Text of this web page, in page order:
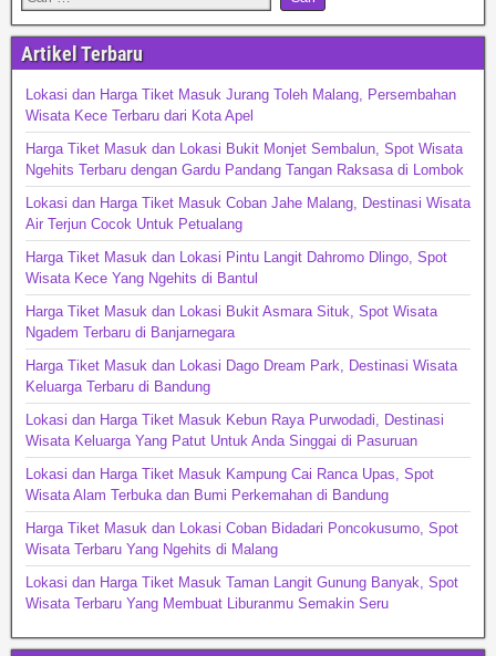
Artikel Terbaru
Lokasi dan Harga Tiket Masuk Jurang Toleh Malang, Persembahan
Wisata Kece Terbaru dari Kota Apel
Harga Tiket Masuk dan Lokasi Bukit Monjet Sembalun, Spot Wisata
Ngehits Terbaru dengan Gardu Pandang Tangan Raksasa di Lombok
Lokasi dan Harga Tiket Masuk Coban Jahe Malang, Destinasi Wisata
Air Terjun Cocok Untuk Petualang
Harga Tiket Masuk dan Lokasi Pintu Langit Dahromo Dlingo, Spot
Wisata Kece Yang Ngehits di Bantul
Harga Tiket Masuk dan Lokasi Bukit Asmara Situk, Spot Wisata
Ngadem Terbaru di Banjarnegara
Harga Tiket Masuk dan Lokasi Dago Dream Park, Destinasi Wisata
Keluarga Terbaru di Bandung
Lokasi dan Harga Tiket Masuk Kebun Raya Purwodadi, Destinasi
Wisata Keluarga Yang Patut Untuk Anda Singgai di Pasuruan
Lokasi dan Harga Tiket Masuk Kampung Cai Ranca Upas, Spot
Wisata Alam Terbuka dan Bumi Perkemahan di Bandung
Harga Tiket Masuk dan Lokasi Coban Bidadari Poncokusumo, Spot
Wisata Terbaru Yang Ngehits di Malang
Lokasi dan Harga Tiket Masuk Taman Langit Gunung Banyak, Spot
Wisata Terbaru Yang Membuat Liburanmu Semakin Seru